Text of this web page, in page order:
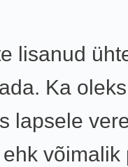
lisanud
Ka
lapsele
võimalik